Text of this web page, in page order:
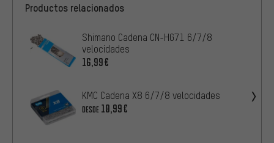
Productos relacionados
Shimano Cadena CN-HG71 6/7/8
velocidades
16,99€
KMC Cadena X8 6/7/8 velocidades
DESDE 10,99€